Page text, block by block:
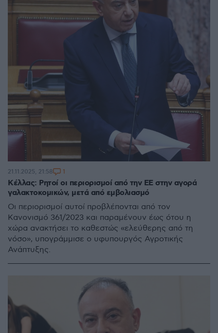
Κέλλας: Ρητοί οι περιορισμοί από την ΕΕ στην αγορά
γαλακτοκομικών, μετά από εμβολιασμό
Οι περιορισμοί αυτοί προβλέπονται από τον
Κανονισμό 361/2023 και παραμένουν έως ότου η
χώρα ανακτήσει το καθεστώς «ελεύθερης από τη
νόσο», υπογράμμισε ο υφυπουργός Αγροτικής
Ανάπτυξης.
21.11.2025, 21:58 1